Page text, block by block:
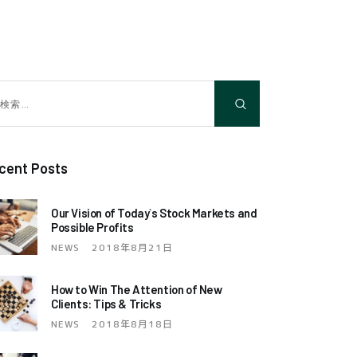
Posts
Our Vision of Today`s Stock Markets and
Possible Profits
NEWS 2018年8月21日
How to Win The Attention of New
Clients: Tips & Tricks
NEWS 2018年8月18日